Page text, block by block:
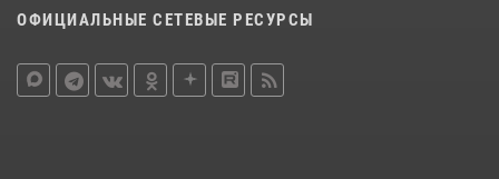
ОФИЦИАЛЬНЫЕ СЕТЕВЫЕ РЕСУРСЫ